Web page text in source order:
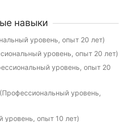
навыки
уровень, опыт 20 лет)
уровень, опыт 20 лет)
уровень, опыт 20
(Профессиональный уровень,
уровень, опыт 10 лет)